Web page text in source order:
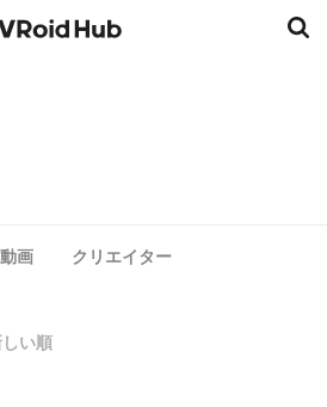
画 クリエイター
い順